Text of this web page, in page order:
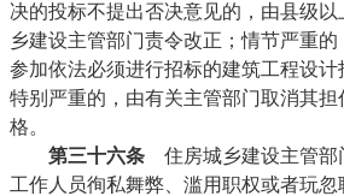
决的投标不提出否决意见的，由县级
乡建设主管部门责令改正；情节严重
参加依法必须进行招标的建筑工程设
特别严重的，由有关主管部门取消其
格。
第三十六条 住房城乡建设主管部
工作人员徇私舞弊、滥用职权或者玩